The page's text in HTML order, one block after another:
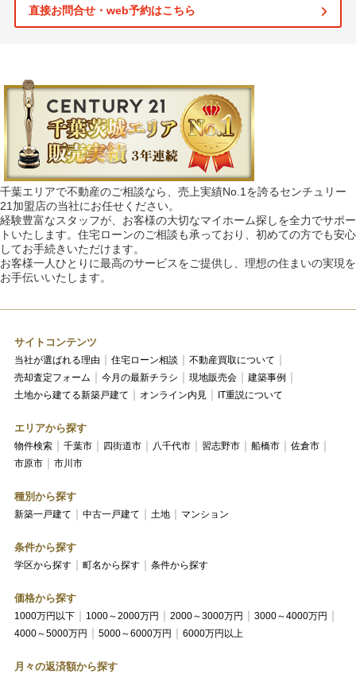
直接お問合せ・web予約はこちら
千葉エリアで不動産のご相談なら、売上実績No.1を誇るセンチュリー
21加盟店の当社にお任せください。
経験豊富なスタッフが、お客様の大切なマイホーム探しを全力でサポー
トいたします。住宅ローンのご相談も承っており、初めての方でも安心
してお手続きいただけます。
お客様一人ひとりに最高のサービスをご提供し、理想の住まいの実現を
お手伝いいたします。
サイトコンテンツ
当社が選ばれる理由 住宅ローン相談
不動産買取について
売却査定フォーム
今月の最新チラシ 現地販売会
建築事例
土地から建てる新築戸建て
オンライン内見 IT重説について
エリアから探す
物件検索 千葉市 四街道市 八千代市 習志野市 船橋市
佐倉市
市原市
市川市
種別から探す
新築一戸建て 中古一戸建て 土地 マンション
条件から探す
学区から探す 町名から探す 条件から探す
価格から探す
1000万円以下 1000～2000万円 2000～3000万円
3000～4000万円
4000～5000万円
5000～6000万円 6000万円以上
月々の返済額から探す